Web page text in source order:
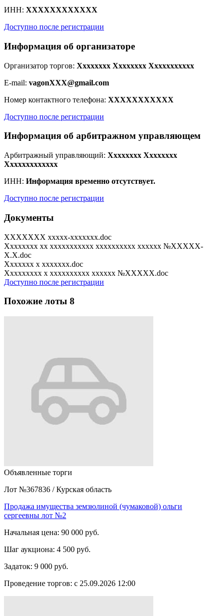
ИНН: XXXXXXXXXXXX
Доступно после регистрации
Информация об организаторе
Организатор торгов: Xxxxxxxx Xxxxxxxx Xxxxxxxxxxx
E-mail: vagonXXX@gmail.com
Номер контактного телефона: XXXXXXXXXXX
Доступно после регистрации
Информация об арбитражном управляющем
Арбитражный управляющий: Xxxxxxxx Xxxxxxxx
Xxxxxxxxxxxxx
ИНН: Информация временно отсутствует.
Доступно после регистрации
Документы
XXXXXXX xxxxx-xxxxxxx.doc
Xxxxxxxx xx xxxxxxxxxxx xxxxxxxxxx xxxxxx №XXXXX-
X.X.doc
Xxxxxxx x xxxxxxx.doc
Xxxxxxxxx x xxxxxxxxxx xxxxxx №XXXXX.doc
Доступно после регистрации
Похожие лоты 8
Объявленные торги
Лот №367836 / Курская область
Продажа имущества земзюлиной (чумаковой) ольги
сергеевны лот №2
Начальная цена: 90 000 руб.
Шаг аукциона: 4 500 руб.
Задаток: 9 000 руб.
Проведение торгов: с 25.09.2026 12:00